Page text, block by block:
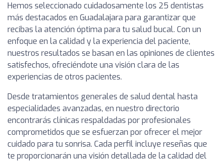
Hemos seleccionado cuidadosamente los 25 dentistas
más destacados en Guadalajara para garantizar que
recibas la atención óptima para tu salud bucal. Con un
enfoque en la calidad y la experiencia del paciente,
nuestros resultados se basan en las opiniones de clientes
satisfechos, ofreciéndote una visión clara de las
experiencias de otros pacientes.
Desde tratamientos generales de salud dental hasta
especialidades avanzadas, en nuestro directorio
encontrarás clínicas respaldadas por profesionales
comprometidos que se esfuerzan por ofrecer el mejor
cuidado para tu sonrisa. Cada perfil incluye reseñas que
te proporcionarán una visión detallada de la calidad del